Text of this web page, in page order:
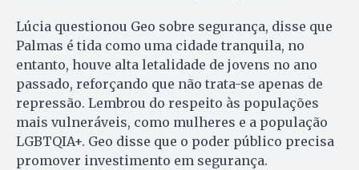
Lúcia questionou Geo sobre segurança, disse que
Palmas é tida como uma cidade tranquila, no
entanto, houve alta letalidade de jovens no ano
passado, reforçando que não trata-se apenas de
repressão. Lembrou do respeito às populações
mais vulneráveis, como mulheres e a população
LGBTQIA+. Geo disse que o poder público precisa
promover investimento em segurança.